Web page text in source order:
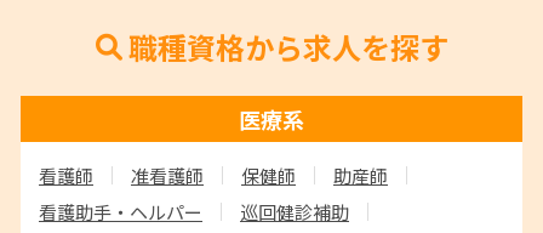
職種資格から求人を探す
医療系
看護師 准看護師 保健師
助産師
看護助手・ヘルパー
巡回健診補助